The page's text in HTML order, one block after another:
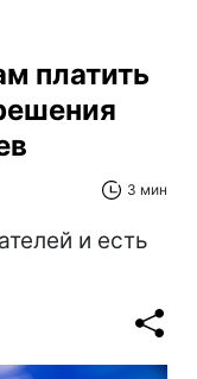
платить
3 мин
и есть